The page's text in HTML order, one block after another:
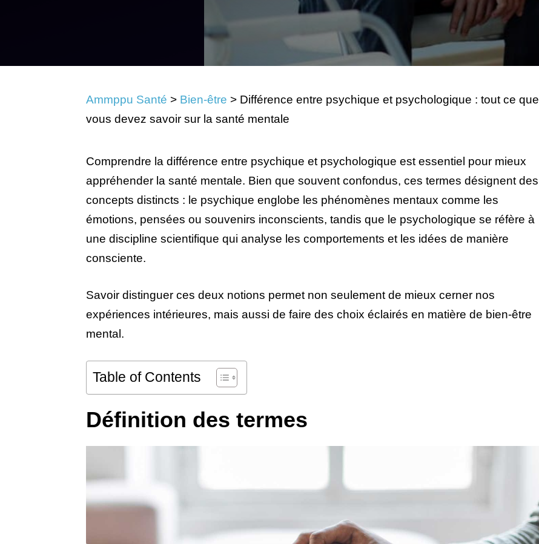
Ammppu Santé > Bien-être > Différence entre psychique et psychologique : tout ce que
vous devez savoir sur la santé mentale
Comprendre la différence entre psychique et psychologique est essentiel pour mieux
appréhender la santé mentale. Bien que souvent confondus, ces termes désignent des
concepts distincts : le psychique englobe les phénomènes mentaux comme les
émotions, pensées ou souvenirs inconscients, tandis que le psychologique se réfère à
une discipline scientifique qui analyse les comportements et les idées de manière
consciente.
Savoir distinguer ces deux notions permet non seulement de mieux cerner nos
expériences intérieures, mais aussi de faire des choix éclairés en matière de bien-être
mental.
Table of Contents
Définition des termes